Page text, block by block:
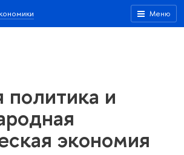
Меню
и
экономия